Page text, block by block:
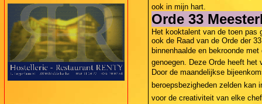
ook in mijn hart.
Orde 33
Het kooktalent van de toen pas
ook de Raad van de Orde der
binnenhaalde en bekroonde
genoegen. Deze Orde heeft het
Door de maandelijkse
beroepsbezigheden zelden kan
voor de creativiteit van elke